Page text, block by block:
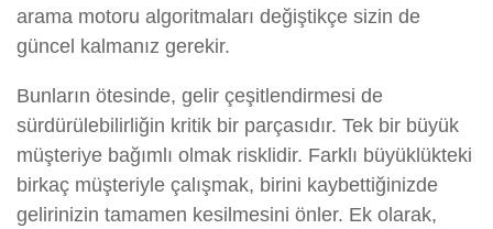
arama motoru algoritmaları değiştikçe sizin de
güncel kalmanız gerekir.
Bunların ötesinde, gelir çeşitlendirmesi de
sürdürülebilirliğin kritik bir parçasıdır. Tek bir büyük
müşteriye bağımlı olmak risklidir. Farklı büyüklükteki
birkaç müşteriyle çalışmak, birini kaybettiğinizde
gelirinizin tamamen kesilmesini önler. Ek olarak,